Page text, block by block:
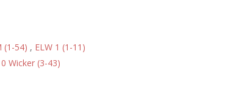
(1-54) , ELW 1 (1-11)
Wicker (3-43)